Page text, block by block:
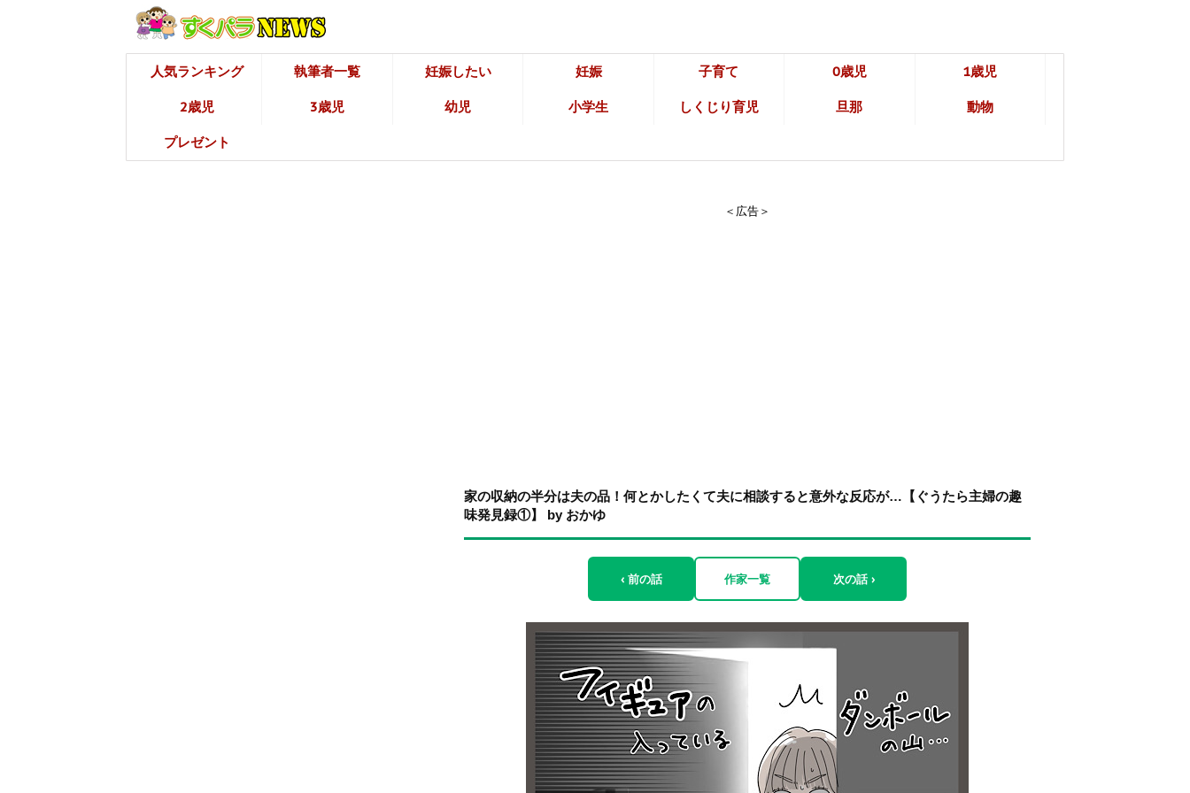
人気ランキング 執筆者一覧 妊娠したい 妊娠 子育て 0歳児 1歳児
2歳児 3歳児 幼児 小学生 しくじり育児 旦那 動物
プレゼント
＜広告＞
家の収納の半分は夫の品！何とかしたくて夫に相談すると意外な反応が…【ぐうたら主婦の趣
味発見録①】 by おかゆ
‹ 前の話 作家一覧 次の話 ›